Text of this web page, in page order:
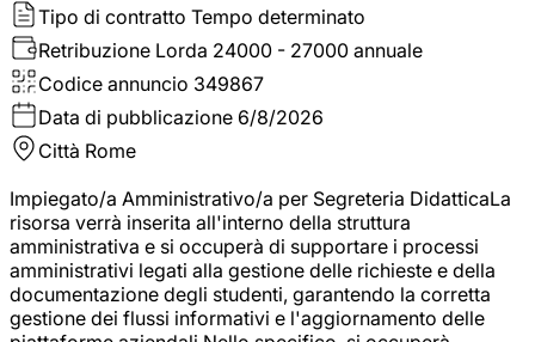
Tipo di contratto Tempo determinato
Retribuzione Lorda 24000 - 27000 annuale
Codice annuncio 349867
Data di pubblicazione 6/8/2026
Città Rome
Impiegato/a Amministrativo/a per Segreteria DidatticaLa
risorsa verrà inserita all'interno della struttura
amministrativa e si occuperà di supportare i processi
amministrativi legati alla gestione delle richieste e della
documentazione degli studenti, garantendo la corretta
gestione dei flussi informativi e l'aggiornamento delle